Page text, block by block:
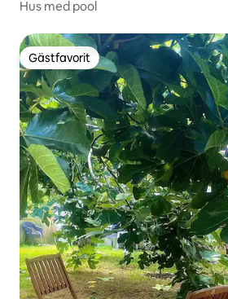
Hus med pool
Gästfavorit
Gästfavorit